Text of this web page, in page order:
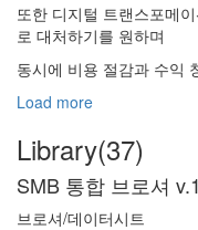
또한 디지털 트랜스포메
로 대처하기를 원하며
동시에 비용 절감과 수익
Load more
Library(37)
SMB 통합 브로셔
브로셔/데이터시트